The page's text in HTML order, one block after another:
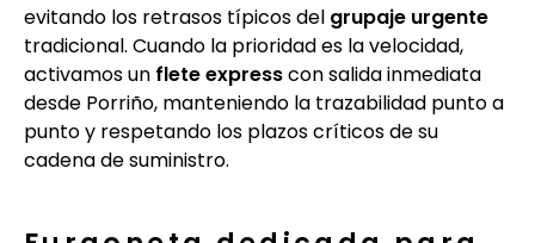
evitando los retrasos típicos del grupaje urgente
tradicional. Cuando la prioridad es la velocidad,
activamos un flete expresscon salida inmediata
desde Porriño, manteniendo la trazabilidad punto a
punto y respetando los plazos críticos de su
cadena de suministro.